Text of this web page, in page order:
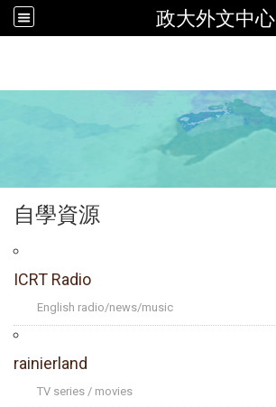
政大外文中心
自學資源
ICRT Radio
English radio/news/music
rainierland
TV series / movies